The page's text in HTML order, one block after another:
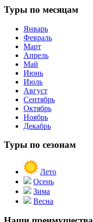
Туры по месяцам
Январь
Февраль
Март
Апрель
Май
Июнь
Июль
Август
Сентябрь
Октябрь
Ноябрь
Декабрь
Туры по сезонам
Лето
Осень
Зима
Весна